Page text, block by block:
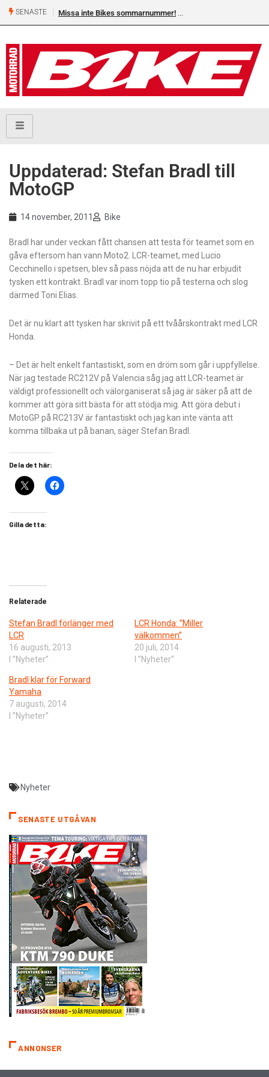
SENASTE Missa inte Bikes sommarnummer!
Uppdaterad: Stefan Bradl till
MotoGP
14 november, 2011 Bike
Bradl har under veckan fått chansen att testa för teamet som en
gåva eftersom han vann Moto2. LCR-teamet, med Lucio
Cecchinello i spetsen, blev så pass nöjda att de nu har erbjudit
tysken ett kontrakt. Bradl var inom topp tio på testerna och slog
därmed Toni Elias.
Det är nu klart att tysken har skrivit på ett tvåårskontrakt med LCR
Honda.
– Det är helt enkelt fantastiskt, som en dröm som går i uppfyllelse.
När jag testade RC212V på Valencia såg jag att LCR-teamet är
väldigt professionellt och välorganiserat så jag är säker på att de
kommer att göra sitt bästa för att stödja mig. Att göra debut i
MotoGP på RC213V är fantastiskt och jag kan inte vänta att
komma tillbaka ut på banan, säger Stefan Bradl.
Dela det här:
Gilla detta:
Relaterade
Stefan Bradl förlänger med
LCR
16 augusti, 2013
I ”Nyheter”
LCR Honda: ”Miller
välkommen”
20 juli, 2014
I ”Nyheter”
Bradl klar för Forward
Yamaha
7 augusti, 2014
I ”Nyheter”
Nyheter
SENASTE UTGÅVAN
ANNONSER